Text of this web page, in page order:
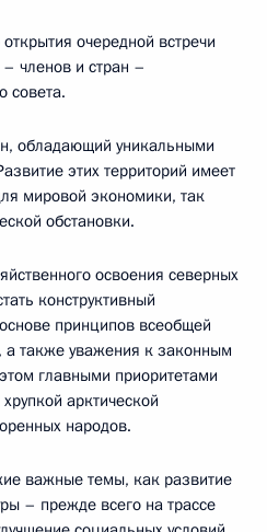
очередной встречи
– членов и стран –
совета.
обладающий уникальными
этих территорий имеет
мировой экономики, так
обстановки.
освоения северных
конструктивный
принципов всеобщей
а также уважения к законным
главными приоритетами
арктической
народов.
важные темы, как развитие
– прежде всего на трассе